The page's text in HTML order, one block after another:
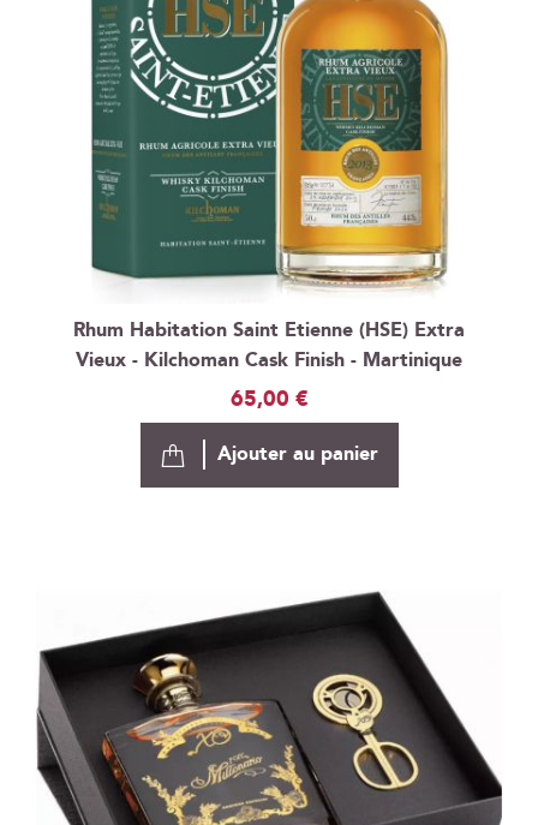
Rhum Habitation Saint Etienne (HSE) Extra
Vieux - Kilchoman Cask Finish - Martinique
65,00 €
Ajouter au panier